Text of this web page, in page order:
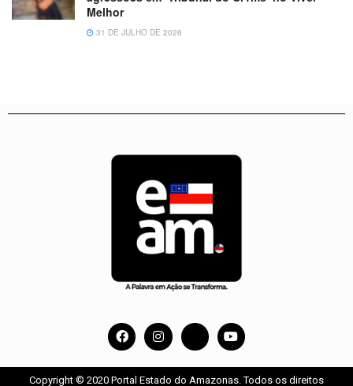
Melhor
31 DE JULHO DE 2026
Copyright © 2020 Portal Estado do Amazonas. Todos os direitos